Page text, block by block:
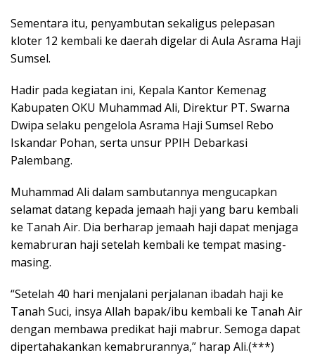
Sementara itu, penyambutan sekaligus pelepasan
kloter 12 kembali ke daerah digelar di Aula Asrama Haji
Sumsel.
Hadir pada kegiatan ini, Kepala Kantor Kemenag
Kabupaten OKU Muhammad Ali, Direktur PT. Swarna
Dwipa selaku pengelola Asrama Haji Sumsel Rebo
Iskandar Pohan, serta unsur PPIH Debarkasi
Palembang.
Muhammad Ali dalam sambutannya mengucapkan
selamat datang kepada jemaah haji yang baru kembali
ke Tanah Air. Dia berharap jemaah haji dapat menjaga
kemabruran haji setelah kembali ke tempat masing-
masing.
“Setelah 40 hari menjalani perjalanan ibadah haji ke
Tanah Suci, insya Allah bapak/ibu kembali ke Tanah Air
dengan membawa predikat haji mabrur. Semoga dapat
dipertahakankan kemabrurannya,” harap Ali.(***)